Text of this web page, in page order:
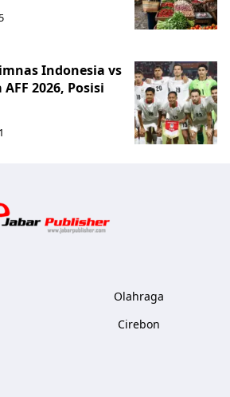
Indonesia vs
2026, Posisi
Olahraga
Cirebon